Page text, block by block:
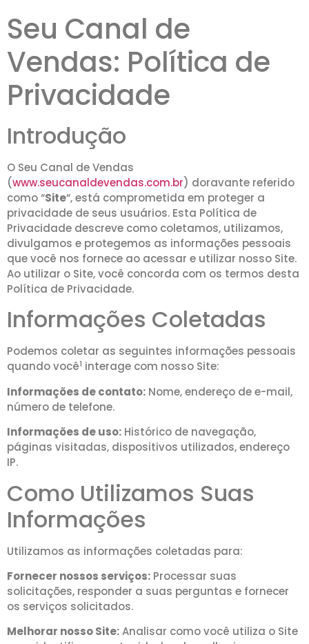
Seu Canal de
Vendas: Política de
Privacidade
Introdução
O Seu Canal de Vendas
(www.seucanaldevendas.com.br) doravante referido
como “Site“, está comprometida em proteger a
privacidade de seus usuários. Esta Política de
Privacidade descreve como coletamos, utilizamos,
divulgamos e protegemos as informações pessoais
que você nos fornece ao acessar e utilizar nosso Site.
Ao utilizar o Site, você concorda com os termos desta
Política de Privacidade.
Informações Coletadas
Podemos coletar as seguintes informações pessoais
quando você1 interage com nosso Site:
Informações de contato: Nome, endereço de e-mail,
número de telefone.
Informações de uso: Histórico de navegação,
páginas visitadas, dispositivos utilizados, endereço
IP.
Como Utilizamos Suas
Informações
Utilizamos as informações coletadas para:
Fornecer nossos serviços: Processar suas
solicitações, responder a suas perguntas e fornecer
os serviços solicitados.
Melhorar nosso Site:Analisar como você utiliza o Site